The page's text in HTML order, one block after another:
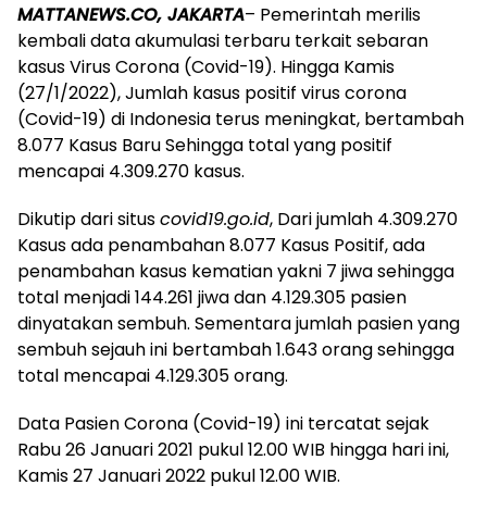
MATTANEWS.CO, JAKARTA– Pemerintah merilis
kembali data akumulasi terbaru terkait sebaran
kasus Virus Corona (Covid-19). Hingga Kamis
(27/1/2022), Jumlah kasus positif virus corona
(Covid-19) di Indonesia terus meningkat, bertambah
8.077 Kasus Baru Sehingga total yang positif
mencapai 4.309.270 kasus.
Dikutip dari situscovid19.go.id, Dari jumlah 4.309.270
Kasus ada penambahan 8.077 Kasus Positif, ada
penambahan kasus kematian yakni 7 jiwa sehingga
total menjadi 144.261 jiwa dan 4.129.305 pasien
dinyatakan sembuh. Sementara jumlah pasien yang
sembuh sejauh ini bertambah 1.643 orang sehingga
total mencapai 4.129.305 orang.
Data Pasien Corona (Covid-19) ini tercatat sejak
Rabu 26 Januari 2021 pukul 12.00 WIB hingga hari ini,
Kamis 27 Januari 2022 pukul 12.00 WIB.